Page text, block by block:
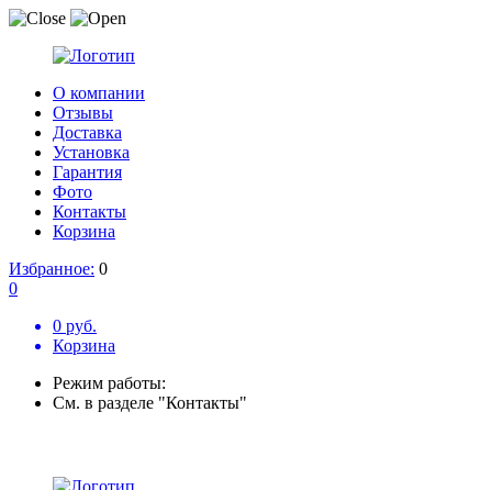
О компании
Отзывы
Доставка
Установка
Гарантия
Фото
Контакты
Корзина
Избранное: 0
0
0 руб.
Корзина
Режим работы:
См. в разделе "Контакты"